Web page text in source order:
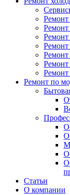
Ремонт
Ремонт
Ремонт
Ремонт
Ремонт по
Статьи
О компании